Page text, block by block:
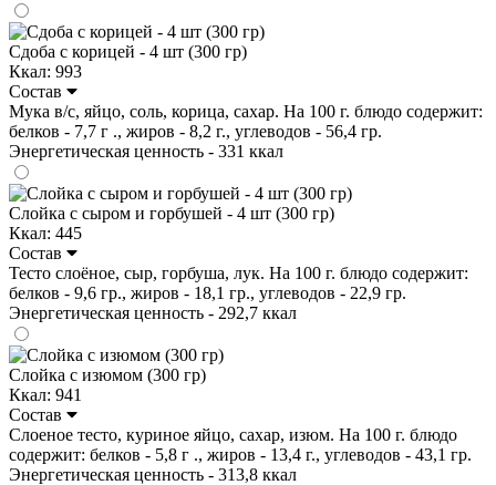
Сдоба с корицей - 4 шт (300 гр)
Ккал: 993
Состав
Мука в/с, яйцо, соль, корица, сахар. На 100 г. блюдо содержит:
белков - 7,7 г ., жиров - 8,2 г., углеводов - 56,4 гр.
Энергетическая ценность - 331 ккал
Слойка с сыром и горбушей - 4 шт (300 гр)
Ккал: 445
Состав
Тесто слоёное, сыр, горбуша, лук. На 100 г. блюдо содержит:
белков - 9,6 гр., жиров - 18,1 гр., углеводов - 22,9 гр.
Энергетическая ценность - 292,7 ккал
Слойка с изюмом (300 гр)
Ккал: 941
Состав
Слоеное тесто, куриное яйцо, сахар, изюм. На 100 г. блюдо
содержит: белков - 5,8 г ., жиров - 13,4 г., углеводов - 43,1 гр.
Энергетическая ценность - 313,8 ккал